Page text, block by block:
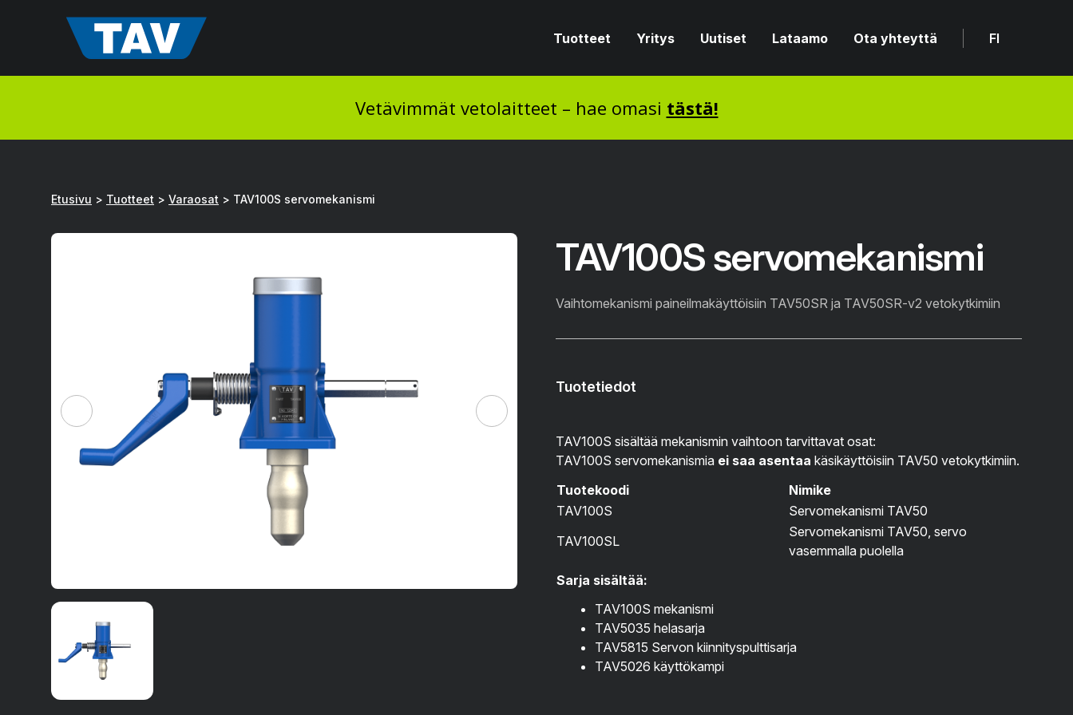
Tuotteet Yritys Uutiset Lataamo Ota yhteyttä FI
Vetävimmät vetolaitteet – hae omasi tästä!
Etusivu > Tuotteet > Varaosat > TAV100S servomekanismi
TAV100S servomekanismi
Vaihtomekanismi paineilmakäyttöisiin TAV50SR ja TAV50SR-v2 vetokytkimiin
Tuotetiedot
TAV100S sisältää mekanismin vaihtoon tarvittavat osat:
TAV100S servomekanismia ei saa asentaa käsikäyttöisiin TAV50 vetokytkimiin.
Tuotekoodi
Nimike
TAV100S
Servomekanismi TAV50
TAV100SL
Servomekanismi TAV50, servo
vasemmalla puolella
Sarja sisältää:
TAV100S mekanismi
TAV5035 helasarja
TAV5815 Servon kiinnityspulttisarja
TAV5026 käyttökampi